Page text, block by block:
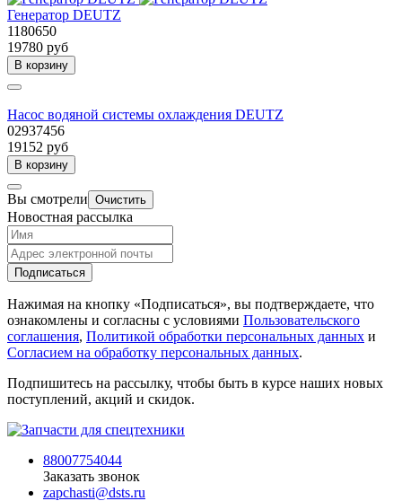
Генератор DEUTZ
1180650
19780 руб
В корзину
Насос водяной системы охлаждения DEUTZ
02937456
19152 руб
В корзину
Вы смотрели Очистить
Новостная рассылка
Подписаться
Нажимая на кнопку «Подписаться», вы подтверждаете, что
ознакомлены и согласны с условиями Пользовательского
соглашения, Политикой обработки персональных данных и
Согласием на обработку персональных данных.
Подпишитесь на рассылку, чтобы быть в курсе наших новых
поступлений, акций и скидок.
88007754044
Заказать звонок
zapchasti@dsts.ru